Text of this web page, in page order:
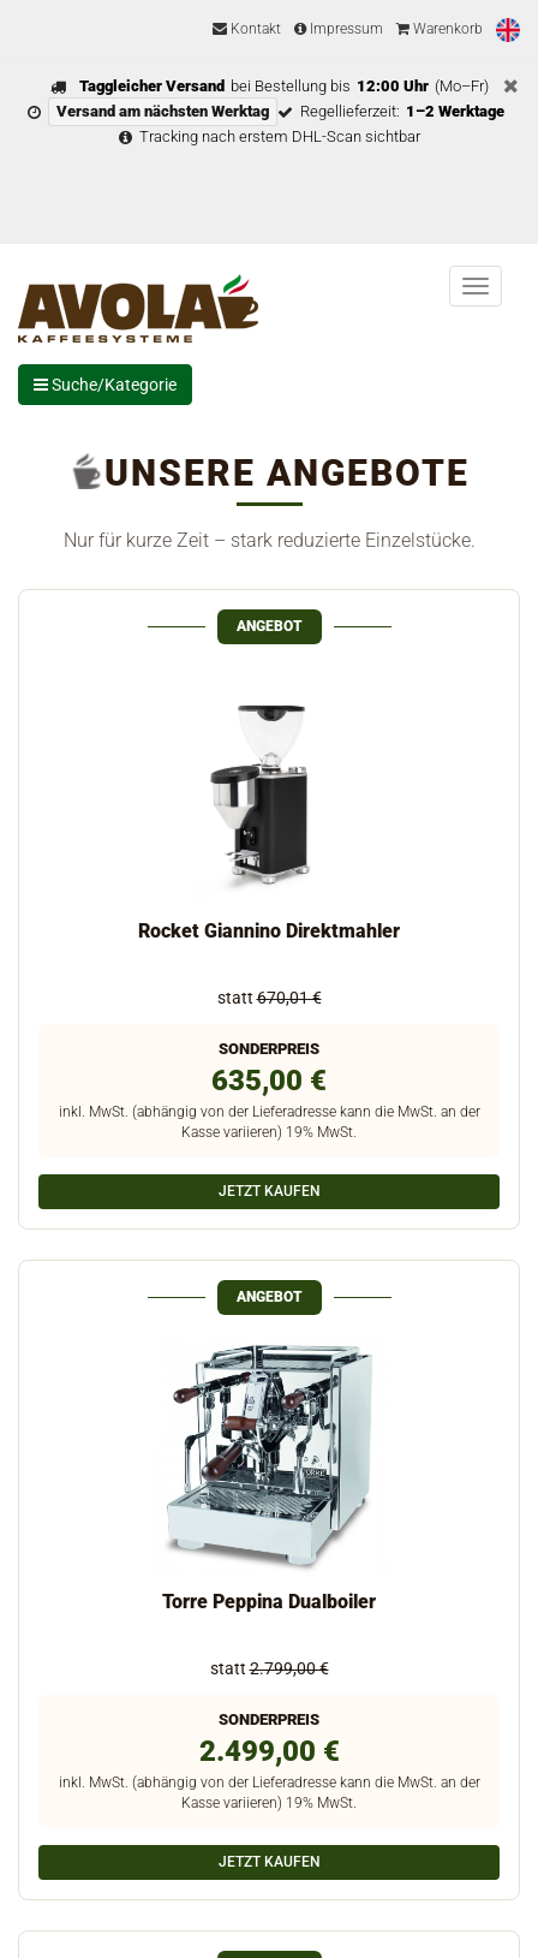
Kontakt Impressum Warenkorb
Taggleicher Versand bei Bestellung bis 12:00 Uhr (Mo–Fr)
Versand am nächsten Werktag
Regellieferzeit: 1–2 Werktage
Tracking nach erstem DHL-Scan sichtbar
Menu
Suche/Kategorie
UNSERE ANGEBOTE
Nur für kurze Zeit – stark reduzierte Einzelstücke.
ANGEBOT
Rocket Giannino Direktmahler
statt670,01 €
SONDERPREIS
635,00 €
inkl. MwSt. (abhängig von der Lieferadresse kann die MwSt. an der
Kasse variieren) 19% MwSt.
JETZT KAUFEN
ANGEBOT
Torre Peppina Dualboiler
statt2.799,00 €
SONDERPREIS
2.499,00 €
inkl. MwSt. (abhängig von der Lieferadresse kann die MwSt. an der
Kasse variieren) 19% MwSt.
JETZT KAUFEN